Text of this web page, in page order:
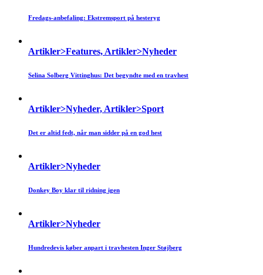
Fredags-anbefaling: Ekstremsport på hesteryg
Artikler>Features, Artikler>Nyheder
Selina Solberg Vittinghus: Det begyndte med en travhest
Artikler>Nyheder, Artikler>Sport
Det er altid fedt, når man sidder på en god hest
Artikler>Nyheder
Donkey Boy klar til ridning igen
Artikler>Nyheder
Hundredevis køber anpart i travhesten Inger Støjberg